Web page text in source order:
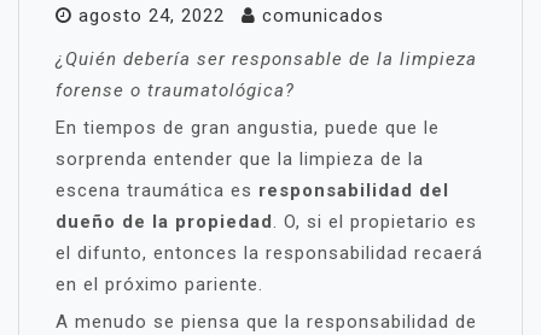
agosto 24, 2022
comunicados
¿Quién debería ser responsable de la limpieza
forense o traumatológica?
En tiempos de gran angustia, puede que le
sorprenda entender que la limpieza de la
escena traumática es responsabilidad del
dueño de la propiedad. O, si el propietario es
el difunto, entonces la responsabilidad recaerá
en el próximo pariente.
A menudo se piensa que la responsabilidad de